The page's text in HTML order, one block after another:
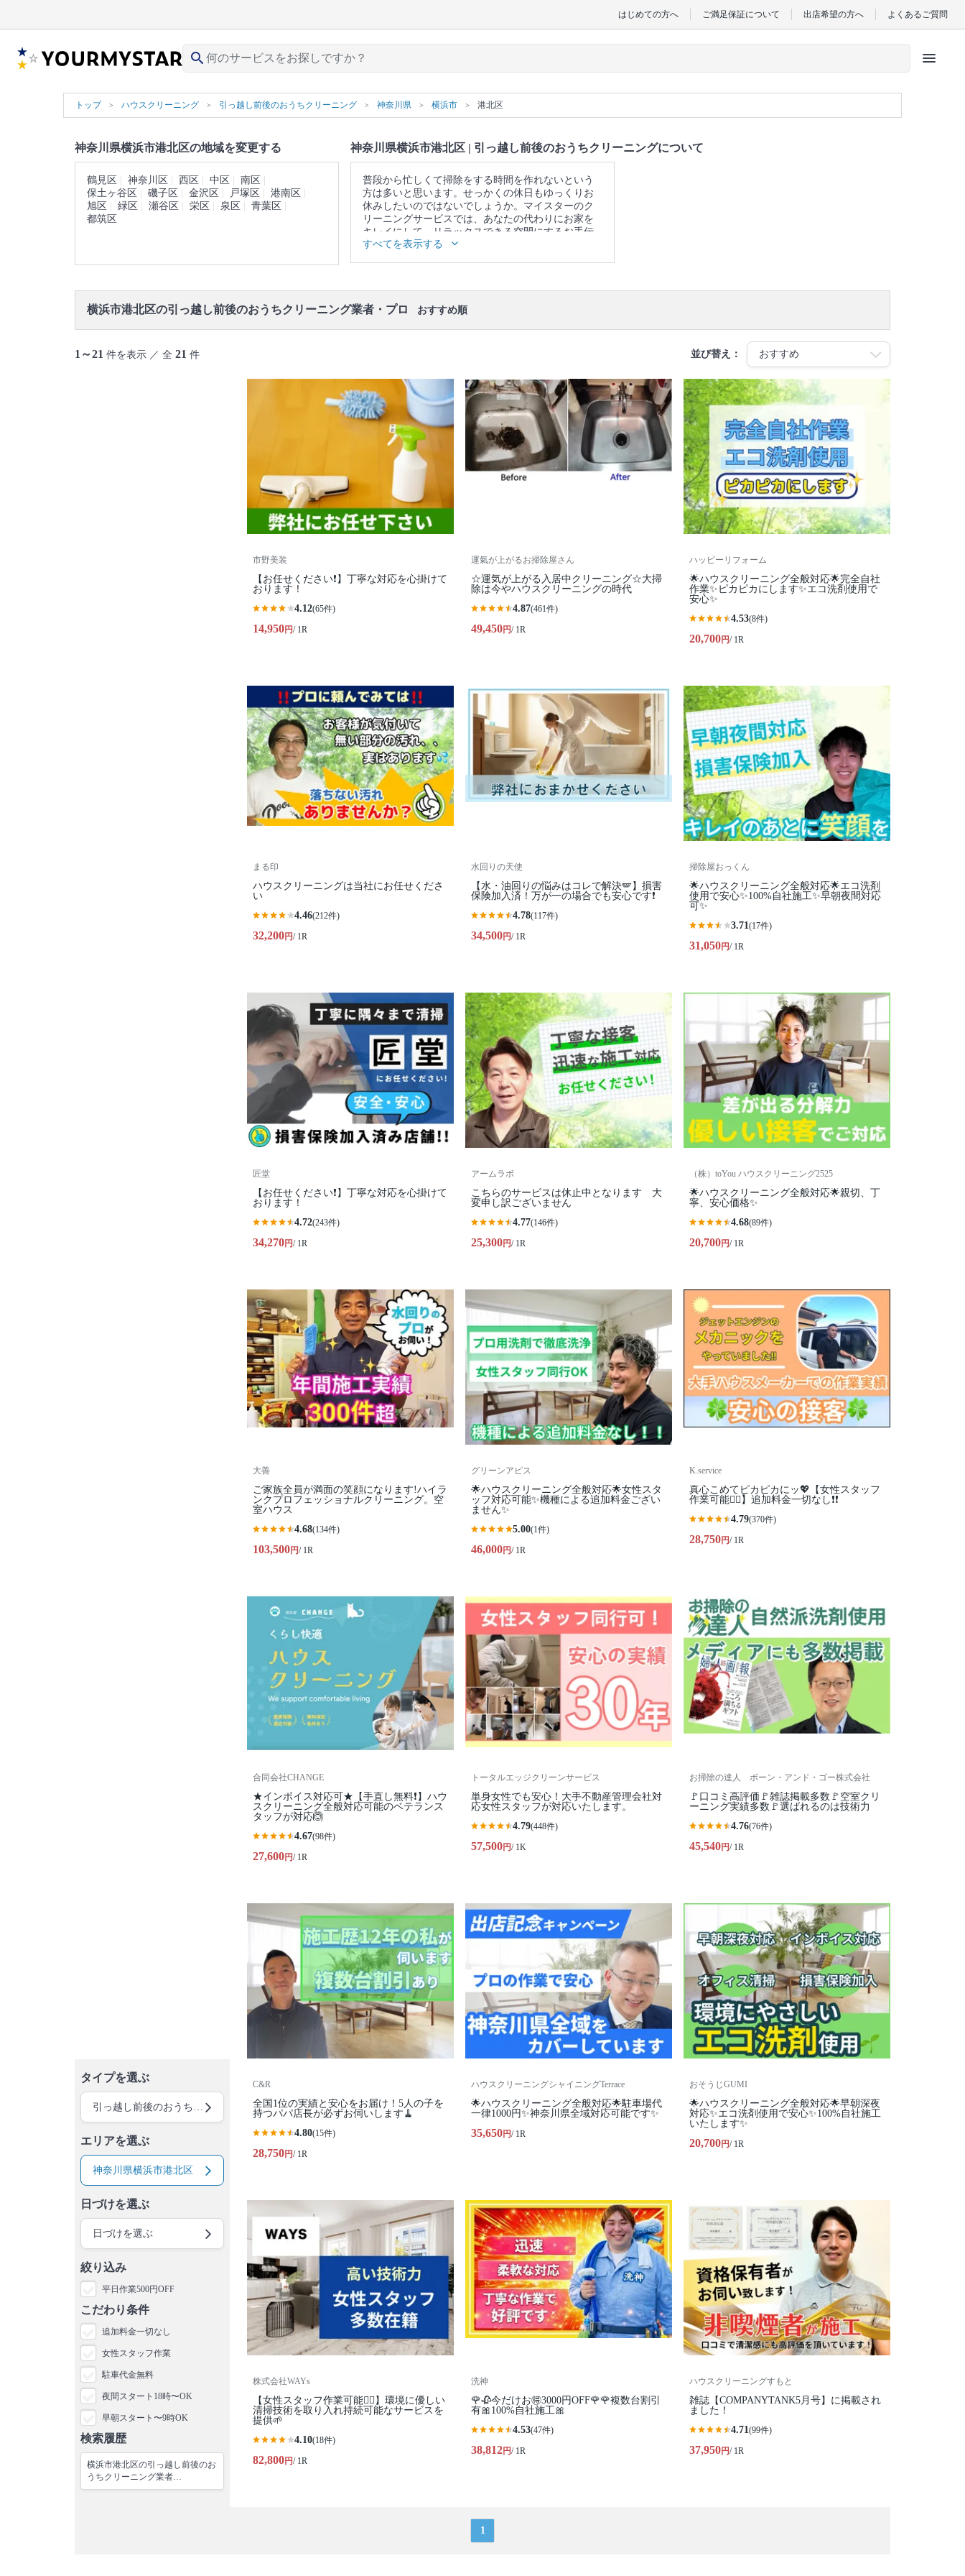
はじめての方へ ご満足保証について 出店希望の方へ よくあるご質問
search menu
トップ ハウスクリーニング 引っ越し前後のおうちクリーニング 神奈川県 横浜市 港北区
神奈川県横浜市港北区の地域を変更する
鶴見区 神奈川区 西区 中区
南区
保土ヶ谷区
磯子区 金沢区 戸塚区
港南区
旭区
緑区 瀬谷区 栄区 泉区
青葉区
都筑区
神奈川県横浜市港北区 | 引っ越し前後のおうちクリーニングについて
普段から忙しくて掃除をする時間を作れないという
方は多いと思います。せっかくの休日もゆっくりお
休みしたいのではないでしょうか。マイスターのク
リーニングサービスでは、あなたの代わりにお家を
キレイにして、リラックスできる空間にするお手伝
いをさせていただきます。
▼表示価格に含まれる引っ越し前後のおうちクリー
窓 / エアコンの簡易洗浄(フィルターのみ) / 照明 / 天
すべてを表示する
横浜市港北区の引っ越し前後のおうちクリーニング業者・プロ おすすめ順
1～21 件を表示 ／ 全 21 件 並び替え：
タイプを選ぶ
エリアを選ぶ
神奈川県横浜市港北区
日づけを選ぶ
日づけを選ぶ
絞り込み
平日作業500円OFF
こだわり条件
追加料金一切なし
女性スタッフ作業
駐車代金無料
夜間スタート18時〜OK
早朝スタート〜9時OK
検索履歴
横浜市港北区の引っ越し前後のお
うちクリーニング業者…
市野美装
【お任せください❗️】丁寧な対応を心掛けて
おります！
4.12(65件)
14,950円/ 1R
運氣が上がるお掃除屋さん
☆運気が上がる入居中クリーニング☆大掃
除は今やハウスクリーニングの時代
4.87(461件)
49,450円/ 1R
ハッピーリフォーム
🌟ハウスクリーニング全般対応🌟完全自社
作業✨️ピカピカにします✨️エコ洗剤使用で
安心✨
4.53(8件)
20,700円/ 1R
まる印
ハウスクリーニングは当社にお任せくださ
い
4.46(212件)
32,200円/ 1R
水回りの天使
【水・油回りの悩みはコレで解決🪽】損害
保険加入済！万が一の場合でも安心です❗️
4.78(117件)
34,500円/ 1R
掃除屋おっくん
🌟ハウスクリーニング全般対応🌟エコ洗剤
使用で安心✨100%自社施工✨早朝夜間対応
可✨
3.71(17件)
31,050円/ 1R
匠堂
【お任せください❗️】丁寧な対応を心掛けて
おります！
4.72(243件)
34,270円/ 1R
アームラボ
こちらのサービスは休止中となります 大
変申し訳ございません
4.77(146件)
25,300円/ 1R
（株）toYou ハウスクリーニング2525
🌟ハウスクリーニング全般対応🌟親切、丁
寧、安心価格✨
4.68(89件)
20,700円/ 1R
大善
ご家族全員が満面の笑顔になります!ハイラ
ンクプロフェッショナルクリーニング。空
室ハウス
4.68(134件)
103,500円/ 1R
グリーンアピス
🌟ハウスクリーニング全般対応🌟女性スタ
ッフ対応可能✨機種による追加料金ござい
ません✨
5.00(1件)
46,000円/ 1R
K.service
真心こめてピカピカにッ💖【女性スタッフ
作業可能🙆‍♀️】追加料金一切なし❗️❗️
4.79(370件)
28,750円/ 1R
合同会社CHANGE
★インボイス対応可★【手直し無料❗️】ハウ
スクリーニング全般対応可能のベテランス
タッフが対応🙆
4.67(98件)
27,600円/ 1R
トータルエッジクリーンサービス
単身女性でも安心！大手不動産管理会社対
応女性スタッフが対応いたします。
4.79(448件)
57,500円/ 1K
お掃除の達人 ボーン・アンド・ゴー株式会社
🚩口コミ高評価🚩雑誌掲載多数🚩空室クリ
ーニング実績多数🚩選ばれるのは技術力
4.76(76件)
45,540円/ 1R
C&R
全国1位の実績と安心をお届け！5人の子を
持つパパ店長が必ずお伺いします🧹
4.80(15件)
28,750円/ 1R
ハウスクリーニングシャイニングTerrace
🌟ハウスクリーニング全般対応🌟駐車場代
一律1000円✨神奈川県全域対応可能です✨
35,650円/ 1R
おそうじGUMI
🌟ハウスクリーニング全般対応🌟早朝深夜
対応✨エコ洗剤使用で安心✨100%自社施工
いたします✨
20,700円/ 1R
株式会社WAYs
【女性スタッフ作業可能🙆‍♀️】環境に優しい
清掃技術を取り入れ持続可能なサービスを
提供🌱
4.10(18件)
82,800円/ 1R
洗神
🌹🥀今だけお🉐3000円OFF🌹🌹複数台割引
有🎀100%自社施工🎀
4.53(47件)
38,812円/ 1R
ハウスクリーニングすもと
雑誌【COMPANYTANK5月号】に掲載され
ました！
4.71(99件)
37,950円/ 1R
1